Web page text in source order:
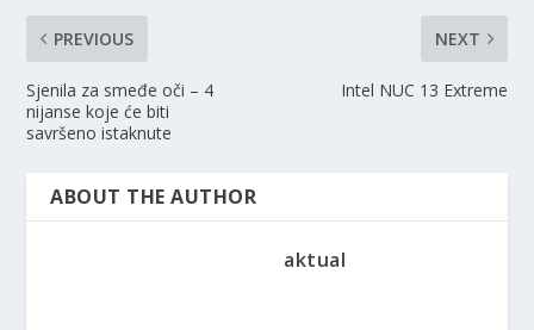
PREVIOUS
Sjenila za smeđe oči – 4
nijanse koje će biti
savršeno istaknute
NEXT
Intel NUC 13 Extreme
ABOUT THE AUTHOR
aktual